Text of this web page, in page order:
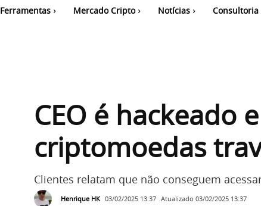
Ferramentas Mercado Cripto Notícias Consultoria
CEO é hackeado
criptomoedas
Clientes relatam que não conseguem
Henrique HK 03/02/2025 13:37 Atualizado 03/02/2025 13:37